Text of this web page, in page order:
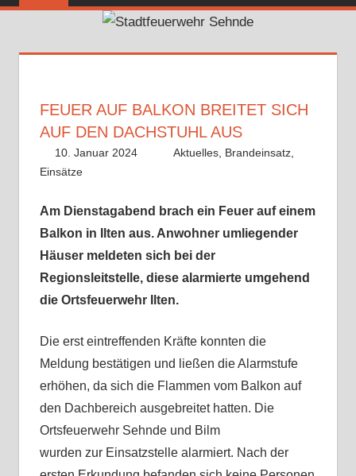
FEUER AUF BALKON BREITET SICH
AUF DEN DACHSTUHL AUS
10. Januar 2024 Benedikt Nolle
Aktuelles, Brandeinsatz,
Einsätze
Am Dienstagabend brach ein Feuer auf einem
Balkon in Ilten aus. Anwohner umliegender
Häuser meldeten sich bei der
Regionsleitstelle, diese alarmierte umgehend
die Ortsfeuerwehr Ilten.
Die erst eintreffenden Kräfte konnten die
Meldung bestätigen und ließen die Alarmstufe
erhöhen, da sich die Flammen vom Balkon auf
den Dachbereich ausgebreitet hatten. Die
Ortsfeuerwehr Sehnde und Bilm
wurden zur Einsatzstelle alarmiert. Nach der